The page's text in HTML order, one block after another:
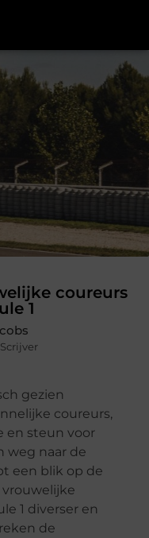
coureurs
1
gezien
coureurs,
en steun voor
weg naar de
een blik op de
1 diverser en
de